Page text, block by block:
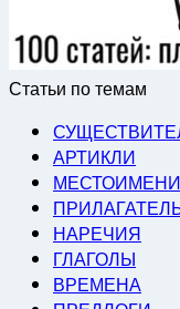
Статьи по темам
АРТИКЛИ
НАРЕЧИЯ
ГЛАГОЛЫ
ВРЕМЕНА